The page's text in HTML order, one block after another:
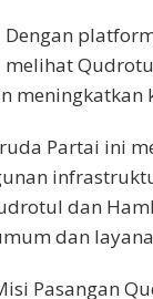
Dengan
melihat
meningkatkan
Partai ini
dan
dan
Pasangan